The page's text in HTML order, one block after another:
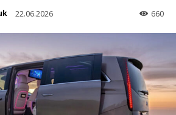
22.06.2026 660